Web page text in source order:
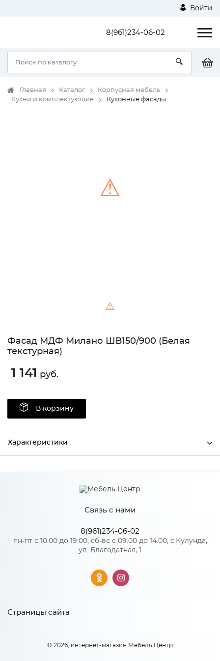
Войти
8(961)234-06-02
Главная Каталог
Корпусная мебель
Кухни и комплектующие
Кухонные фасады
⚠
⚠
Фасад МДФ Милано ШВ150/900 (Белая
текстурная)
1 141 руб.
В корзину
Характеристики
Производитель МиФ
Белый текстурный
Количество упаковок: 1
Связь с нами
8(961)234-06-02
пн-пт с 10.00 до 19.00, сб-вс с 09.00 до 14.00, с.Кулунда,
ул. Благодатная, 1
Страницы сайта
© 2026, интернет-магазин Мебель Центр